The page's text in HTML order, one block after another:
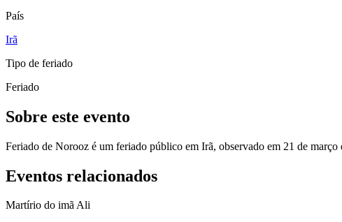
País
Irã
Tipo de feriado
Feriado
Sobre este evento
Feriado de Norooz é um feriado público em Irã, observado em 21 de março
Eventos relacionados
Martírio do imã Ali